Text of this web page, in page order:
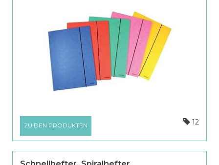
ZU DEN PRODUKTEN 12